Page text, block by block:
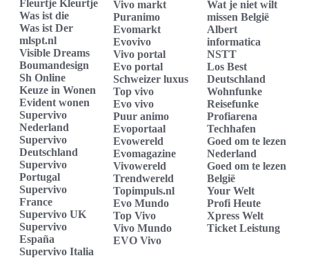
Fleurtje Kleurtje
Was ist die
Was ist Der
mlspt.nl
Visible Dreams
Boumandesign
Sh Online
Keuze in Wonen
Evident wonen
Supervivo
Nederland
Supervivo
Deutschland
Supervivo
Portugal
Supervivo
France
Supervivo UK
Supervivo
España
Supervivo Italia
Vivo markt
Puranimo
Evomarkt
Evovivo
Vivo portal
Evo portal
Schweizer luxus
Top vivo
Evo vivo
Puur animo
Evoportaal
Evowereld
Evomagazine
Vivowereld
Trendwereld
Topimpuls.nl
Evo Mundo
Top Vivo
Vivo Mundo
EVO Vivo
Wat je niet wilt
missen België
Albert
informatica
NSTT
Los Best
Deutschland
Wohnfunke
Reisefunke
Profiarena
Techhafen
Goed om te lezen
Nederland
Goed om te lezen
België
Your Welt
Profi Heute
Xpress Welt
Ticket Leistung